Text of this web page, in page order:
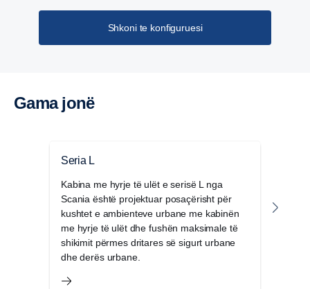
Me kambion Scania Opticruise, prezantohet një
program i ri i aksit PTO me nëntë nivele të
karrocerisë. Nivelet më të ulëta të zhurmës dhe
konsumi i reduktuar i karburantit janë rezultat i
Kambioja e re Scania Opticruise G33 është e
disponueshme për të gjithë motorët V8 deri në 660 hp, si
dhe motorët 13-litërsh me fuqi të lartë 500 dhe 540 hp.
Shkoni te konfiguruesi
Gama jonë
Seria L
Kabina me hyrje të ulët e serisë L nga
Scania është projektuar posaçërisht për
kushtet e ambienteve urbane me kabinën
me hyrje të ulët dhe fushën maksimale të
shikimit përmes dritares së sigurt urbane
dhe derës urbane.